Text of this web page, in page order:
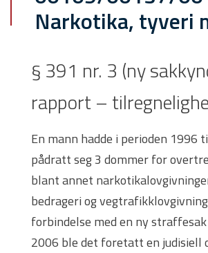
Narkotika, tyveri
§ 391 nr. 3 (ny
rapport –
En mann hadde i perioden 1996
pådratt seg 3 dommer for
blant annet
bedrageri og
forbindelse med en ny
2006 ble det foretatt en judisiell